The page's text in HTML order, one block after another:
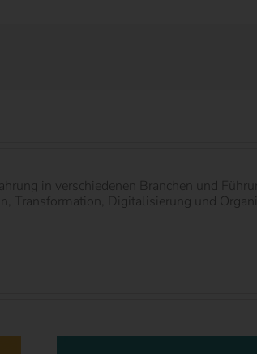
in verschiedenen Branchen und
Transformation, Digitalisierung und